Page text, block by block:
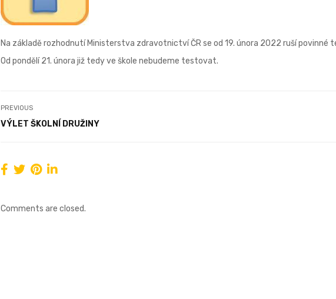
Na základě rozhodnutí Ministerstva zdravotnictví ČR se od 19. února 2022 ruší povinné
Od pondělí 21. února již tedy ve škole nebudeme testovat.
PREVIOUS
VÝLET ŠKOLNÍ DRUŽINY
Comments are closed.